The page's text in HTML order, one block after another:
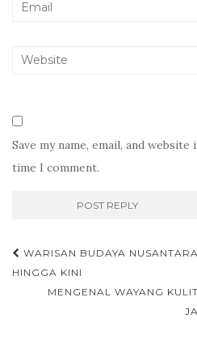
Save my name, email, and
time I comment.
Post
navigation
WARISAN BUDAYA
HINGGA KINI
MENGENAL WAYANG